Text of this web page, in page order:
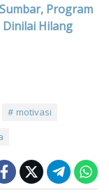
Program
Dinilai Hilang
motivasi